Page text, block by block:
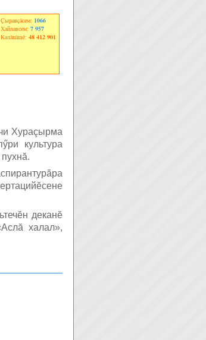
Çыравçăсем: 1066
Хайлавсем: 7 957
Калăпăшĕ: 48 412 901
Хураçырма
культура
деканĕ
халал»,